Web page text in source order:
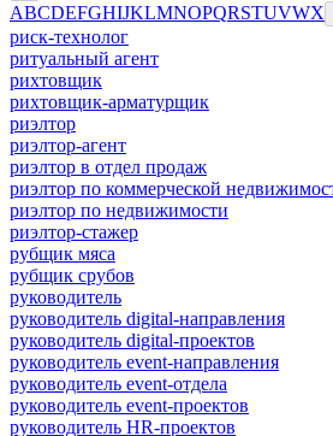
ABCDEFGHIJKLMNOPQRSTUVWX
риск-технолог
ритуальный агент
рихтовщик
рихтовщик-арматурщик
риэлтор
риэлтор-агент
риэлтор в отдел продаж
риэлтор по коммерческой
риэлтор по недвижимости
риэлтор-стажер
рубщик мяса
рубщик срубов
руководитель
руководитель digital-направления
руководитель digital-проектов
руководитель event-направления
руководитель event-отдела
руководитель event-проектов
руководитель HR-проектов